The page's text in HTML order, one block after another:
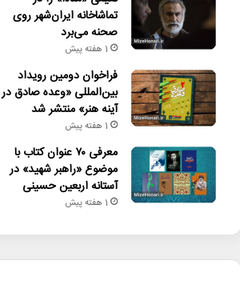
تماشاخانه ایران‌شهر روی
صحنه می‌برد
1 هفته پیش
فراخوان دومین رویداد
بین‌المللی «وعده صادق در
آینه هنر» منتشر شد
1 هفته پیش
معرفی ۷۰ عنوان کتاب با
موضوع «راهبر شهید» در
آستانه اربعین حسینی
1 هفته پیش